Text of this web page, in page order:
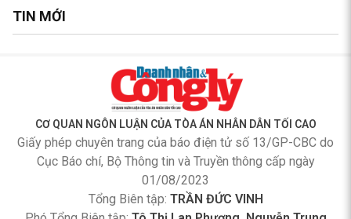
TIN MỚI
CƠ QUAN NGÔN LUẬN CỦA TÒA ÁN NHÂN DÂN TỐI CAO
Giấy phép chuyên trang của báo điện tử số 13/GP-CBC do
Cục Báo chí, Bộ Thông tin và Truyền thông cấp ngày
01/08/2023
Tổng Biên tập: TRẦN ĐỨC VINH